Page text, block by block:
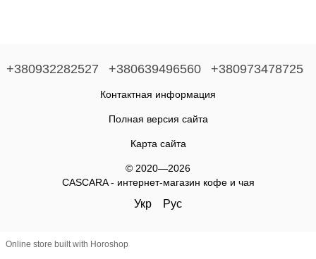
+380932282527 +380639496560 +380973478725
Контактная информация
Полная версия сайта
Карта сайта
© 2020—2026
CASCARA - интернет-магазин кофе и чая
Укр Рус
Online store built with Horoshop